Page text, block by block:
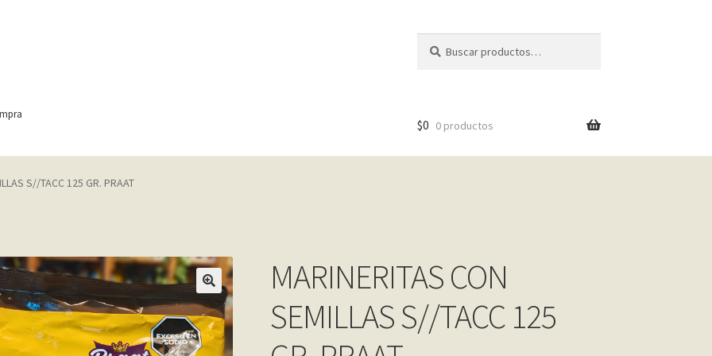
por:
Finalizar compraFrequently Questions
$0 0 productos
S//TACC 125 GR. PRAAT
MARINERITAS CON
SEMILLAS S//TACC 125